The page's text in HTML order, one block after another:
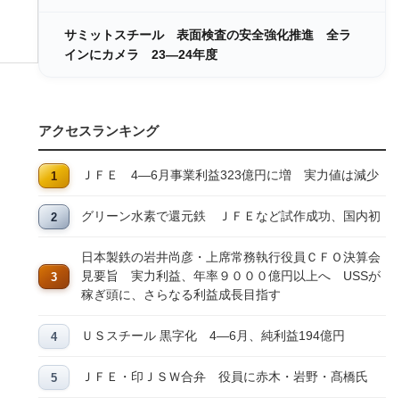
サミットスチール 表面検査の安全強化推進 全ラ
インにカメラ 23―24年度
アクセスランキング
ＪＦＥ 4―6月事業利益323億円に増 実力値は減少
グリーン水素で還元鉄 ＪＦＥなど試作成功、国内初
日本製鉄の岩井尚彦・上席常務執行役員ＣＦＯ決算会
見要旨 実力利益、年率９０００億円以上へ USSが
稼ぎ頭に、さらなる利益成長目指す
ＵＳスチール 黒字化 4―6月、純利益194億円
ＪＦＥ・印ＪＳＷ合弁 役員に赤木・岩野・髙橋氏